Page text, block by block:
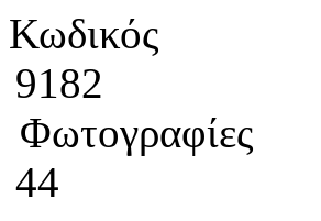
Κωδικός
9182
Φωτογραφίες
44